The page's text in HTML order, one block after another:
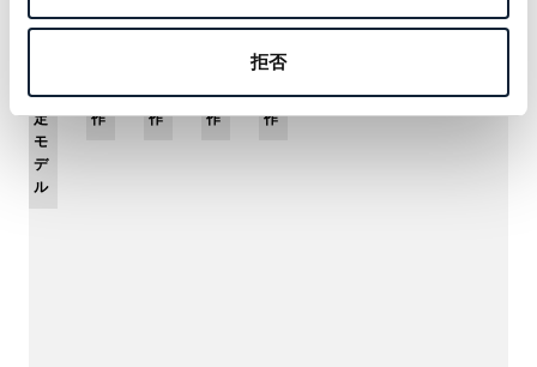
拒否
限
定
モ
デ
ル
新
作
新
作
新
作
新
作